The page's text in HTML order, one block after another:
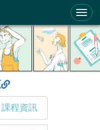
課程資訊